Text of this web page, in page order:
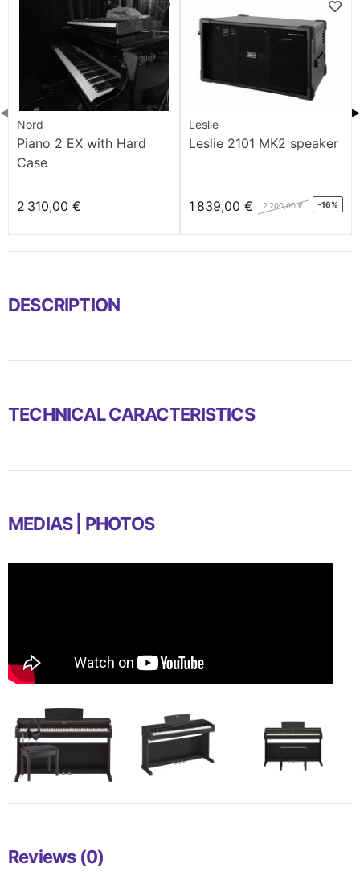
Nord
Piano 2 EX with Hard
Case
2 310,00 €
Leslie
Leslie 2101 MK2 speaker
1 839,00 € 2 200,00 € -16%
◀ ▶
DESCRIPTION
TECHNICAL CARACTERISTICS
MEDIAS | PHOTOS
Reviews (0)